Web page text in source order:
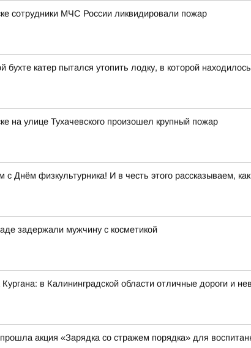
сотрудники МЧС России ликвидировали пожар
бухте катер пытался утопить лодку, в которой
на улице Тухачевского произошел крупный пожар
с Днём физкультурника! И в честь этого рассказываем,
задержали мужчину с косметикой
в Калининградской области отличные дороги и
акция «Зарядка со стражем порядка» для